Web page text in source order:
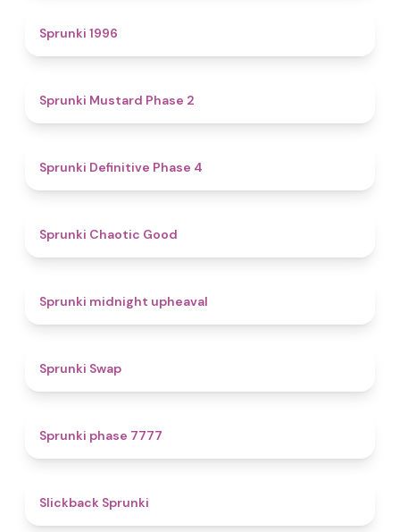
Sprunki 1996
Sprunki Mustard Phase 2
Sprunki Definitive Phase 4
Sprunki Chaotic Good
Sprunki midnight upheaval
Sprunki Swap
Sprunki phase 7777
Slickback Sprunki